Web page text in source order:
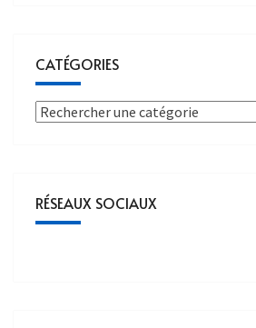
CATÉGORIES
RÉSEAUX SOCIAUX